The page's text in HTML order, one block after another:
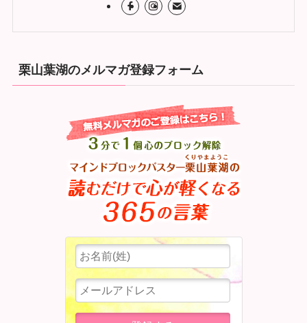
栗山葉湖のメルマガ登録フォーム